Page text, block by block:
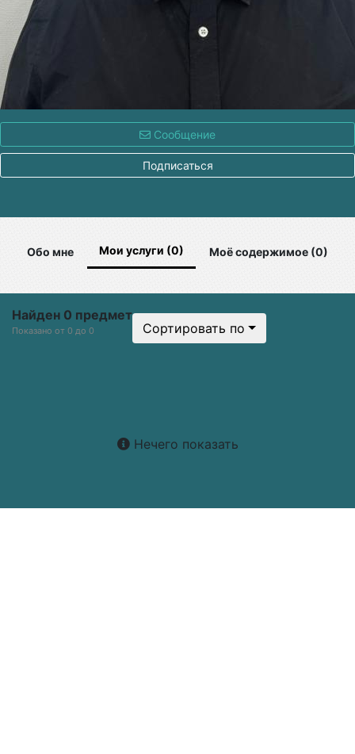
Сообщение
Подписаться
Обо мне Мои услуги (0) Моё содержимое (0)
Найден 0 предмет
Показано от 0 до 0 Сортировать по
Нечего показать